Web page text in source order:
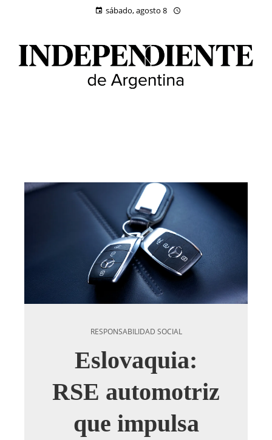
sábado, agosto 8
RESPONSABILIDAD SOCIAL
Eslovaquia:
RSE automotriz
que impulsa